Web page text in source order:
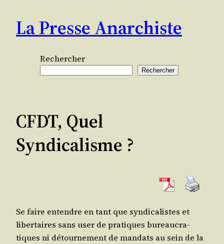
contenu
La Presse Anarchiste
Rechercher
Rechercher
CFDT, Quel
Syndicalisme ?
Se faire entendre en tant que syn­di­ca­listes et
liber­taires sans user de pra­tiques bureau­cra­
tiques ni détour­ne­ment de man­dats au sein de la